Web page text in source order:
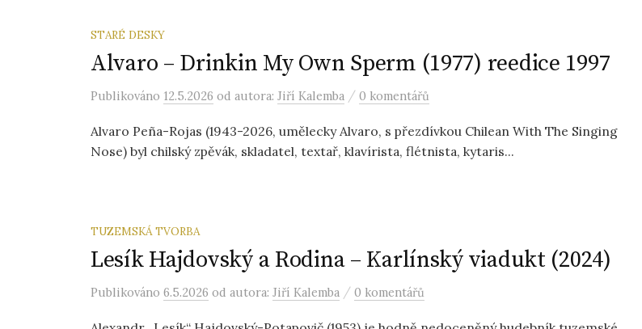
STARÉ DESKY
Alvaro – Drinkin My Own Sperm (1977) reedice 1997
Publikováno 12.5.2026 od autora: Jiří Kalemba / 0 komentářů
Alvaro Peña-Rojas (1943-2026, umělecky Alvaro, s přezdívkou Chilean With The Singing
Nose) byl chilský zpěvák, skladatel, textař, klavírista, flétnista, kytaris...
TUZEMSKÁ TVORBA
Lesík Hajdovský a Rodina – Karlínský viadukt (2024)
Publikováno 6.5.2026 od autora: Jiří Kalemba / 0 komentářů